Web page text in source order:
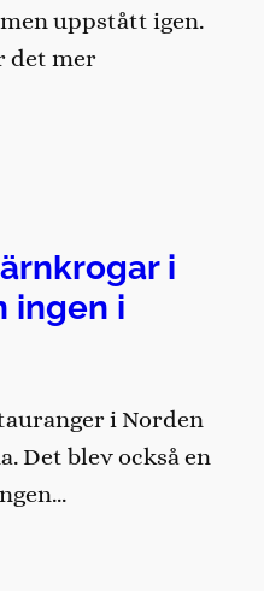
uppstått igen.
det mer
i
ingen i
i Norden
Det blev också en